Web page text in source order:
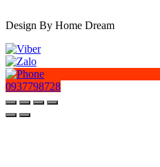
Design By Home Dream
0937798728